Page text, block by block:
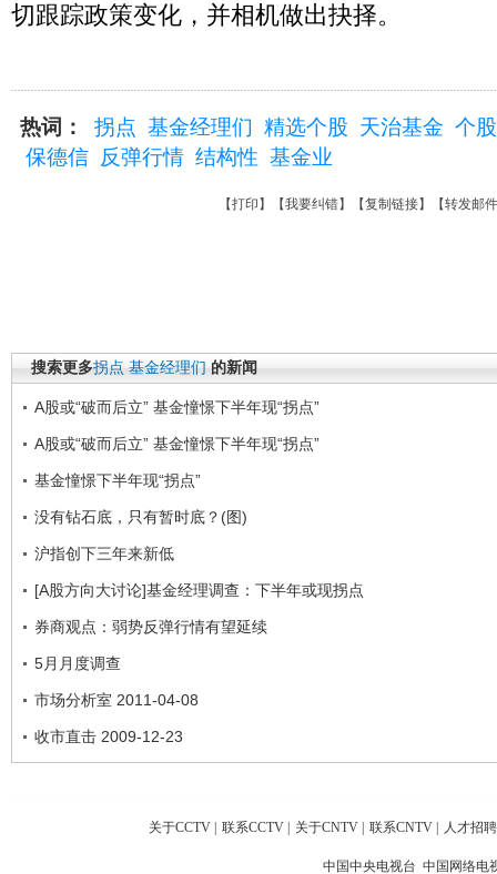
切跟踪政策变化，并相机做出抉择。
热词： 拐点 基金经理们 精选个股 天治基金 个
保德信 反弹行情 结构性 基金业
【打印 】【我要纠错】【复制链接】【转发邮件
搜索更多拐点 基金经理们 的新闻
A股或“破而后立” 基金憧憬下半年现“拐点”
A股或“破而后立” 基金憧憬下半年现“拐点”
基金憧憬下半年现“拐点”
没有钻石底，只有暂时底？(图)
沪指创下三年来新低
[A股方向大讨论]基金经理调查：下半年或现拐点
券商观点：弱势反弹行情有望延续
5月月度调查
市场分析室 2011-04-08
收市直击 2009-12-23
关于CCTV 联系CCTV 关于CNTV 联系CNTV 人才招聘
中国中央电视台 中国网络电